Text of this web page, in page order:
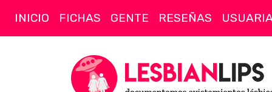
INICIO FICHAS GENTE RESEÑAS